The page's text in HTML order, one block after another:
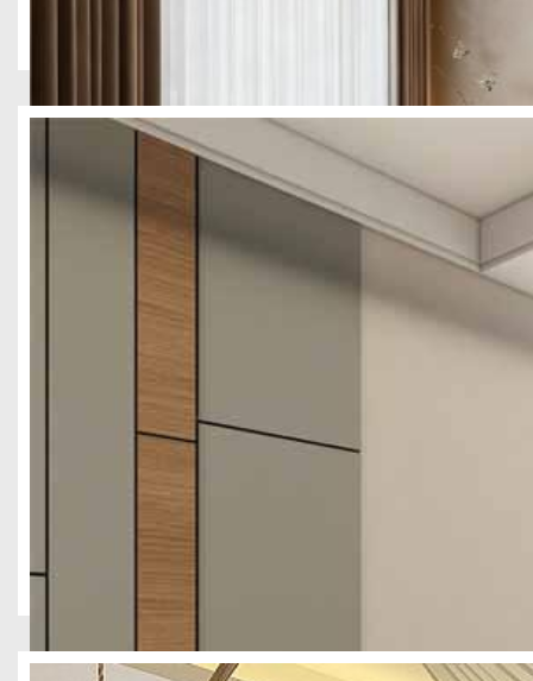
很多酒店投入高额装修预算，却难做出高端质感，壹西格玛深耕